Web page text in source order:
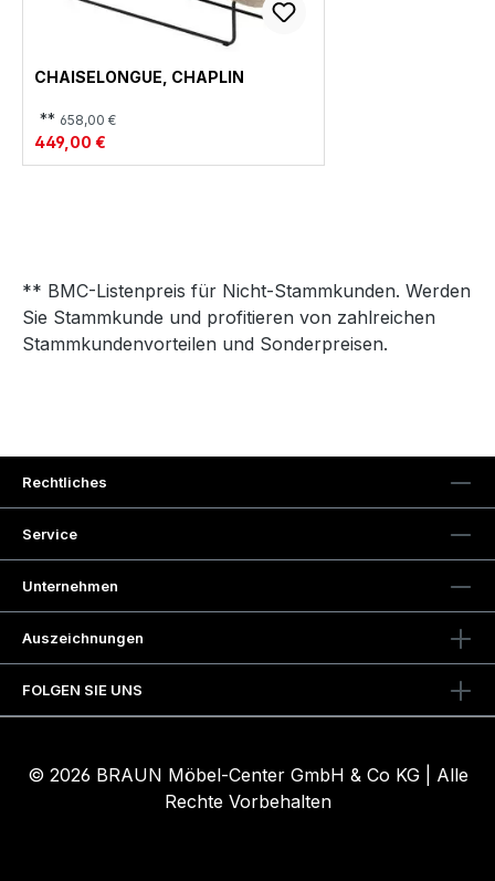
CHAISELONGUE, CHAPLIN
** 658,00 €
449,00 €
** BMC-Listenpreis für Nicht-Stammkunden. Werden
Sie Stammkunde und profitieren von zahlreichen
Stammkundenvorteilen und Sonderpreisen.
Rechtliches
Service
Unternehmen
Auszeichnungen
FOLGEN SIE UNS
© 2026 BRAUN Möbel-Center GmbH & Co KG | Alle
Rechte Vorbehalten